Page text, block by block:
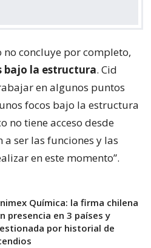
concluye por completo,
bajo la estructura. Cid
en algunos puntos
focos bajo la estructura
no tiene acceso desde
a ser las funciones y las
en este momento”.
Química: la firma chilena
presencia en 3 países y
por historial de